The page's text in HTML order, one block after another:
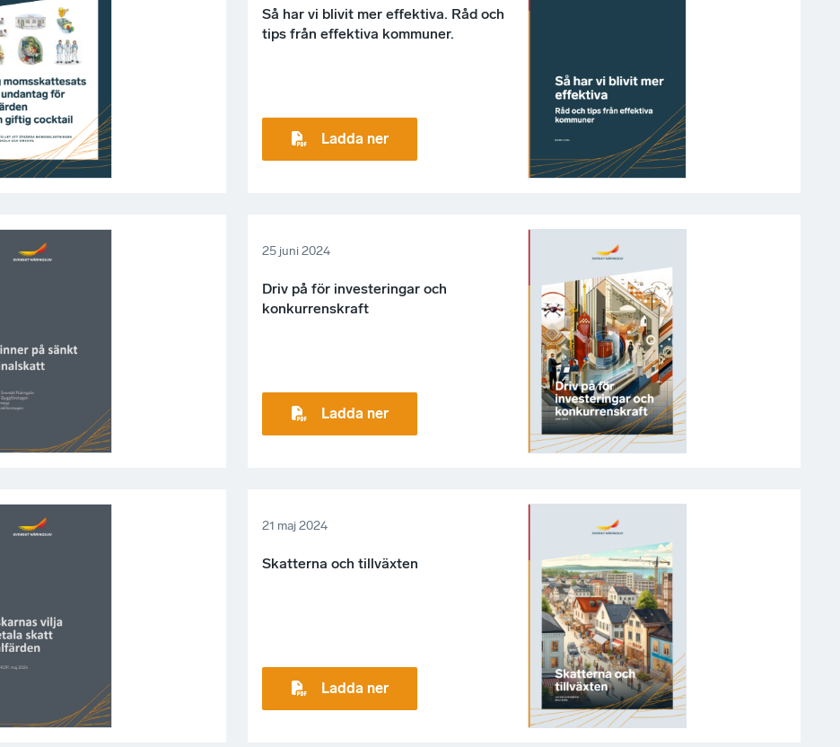
Så har vi blivit mer effektiva. Råd och
tips från effektiva kommuner.
Ladda ner
25 juni 2024
Driv på för investeringar och
konkurrenskraft
Ladda ner
21 maj 2024
Skatterna och tillväxten
Ladda ner